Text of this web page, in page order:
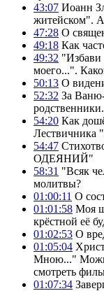
43:07 Иоанн
житейском". А
47:28 О
49:18 Как
49:32 "Избави
моего...".
50:13 О
52:32 За Ваню-
54:20 Как
Лествичника
54:47
ОДЕЯНИЙ"
58:31 "Всяк
молитвы?
01:00:11 О
01:01:58 Моя
крёстной её
01:02:53 О
01:05:04
Мною..."
смотреть
01:07:34